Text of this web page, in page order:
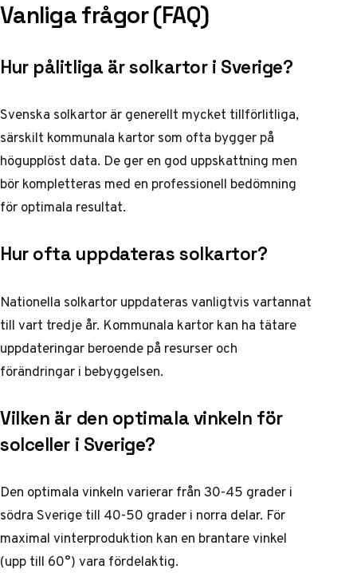
Vanliga frågor (FAQ)
Hur pålitliga är solkartor i Sverige?
Svenska solkartor är generellt mycket tillförlitliga,
särskilt kommunala kartor som ofta bygger på
högupplöst data. De ger en god uppskattning men
bör kompletteras med en professionell bedömning
för optimala resultat.
Hur ofta uppdateras solkartor?
Nationella solkartor uppdateras vanligtvis vartannat
till vart tredje år. Kommunala kartor kan ha tätare
uppdateringar beroende på resurser och
förändringar i bebyggelsen.
Vilken är den optimala vinkeln för
solceller i Sverige?
Den optimala vinkeln varierar från 30-45 grader i
södra Sverige till 40-50 grader i norra delar. För
maximal vinterproduktion kan en brantare vinkel
(upp till 60°) vara fördelaktig.